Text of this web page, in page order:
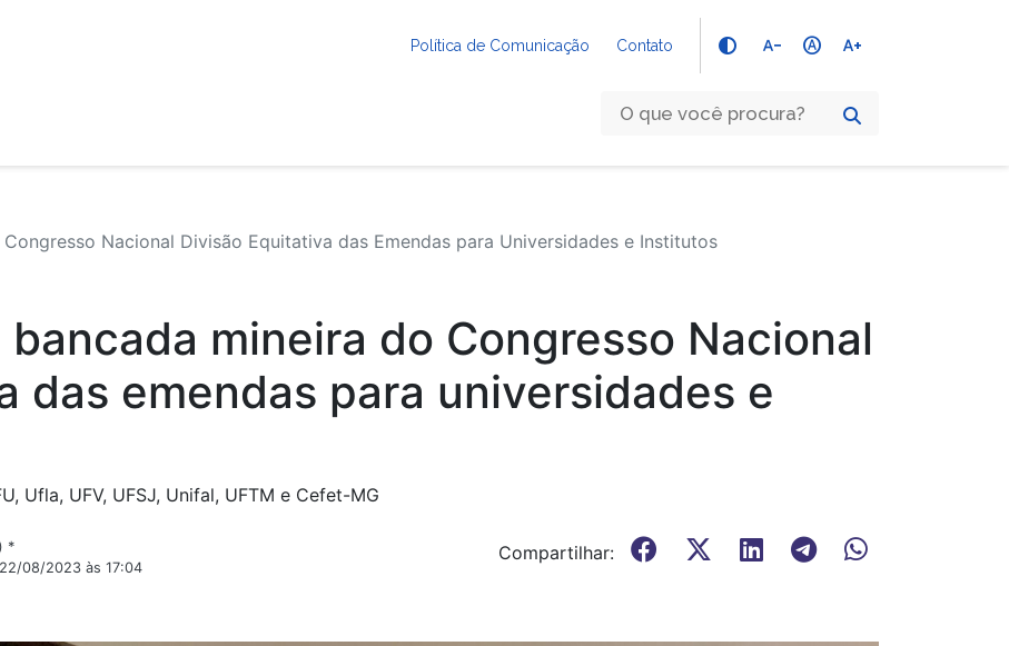
Política de Comunicação Contato text_decrease hdr_auto text_increase
Nacional Divisão Equitativa das Emendas para Universidades e Institutos
mineira do Congresso Nacional
das emendas para universidades e
Ufla, UFV, UFSJ, Unifal, UFTM e Cefet-MG
*
08/2023 às 17:04
Compartilhar: